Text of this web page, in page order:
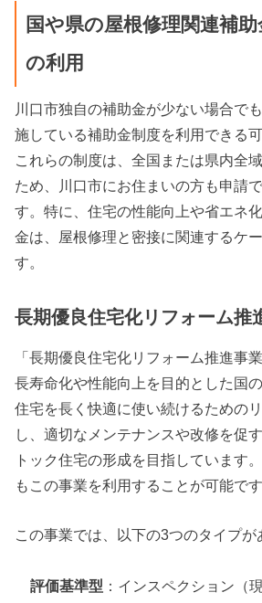
国や県の屋根修理関連補
の利用
川口市独自の補助金が少ない場合で
施している補助金制度を利用できる
これらの制度は、全国または県内全
ため、川口市にお住まいの方も申請
す。特に、住宅の性能向上や省エネ
金は、屋根修理と密接に関連するケ
す。
長期優良住宅化リフォーム推
「長期優良住宅化リフォーム推進事
長寿命化や性能向上を目的とした国
住宅を長く快適に使い続けるための
し、適切なメンテナンスや改修を促
トック住宅の形成を目指しています
もこの事業を利用することが可能です
この事業では、以下の3つのタイプが
評価基準型 ：インスペクション（